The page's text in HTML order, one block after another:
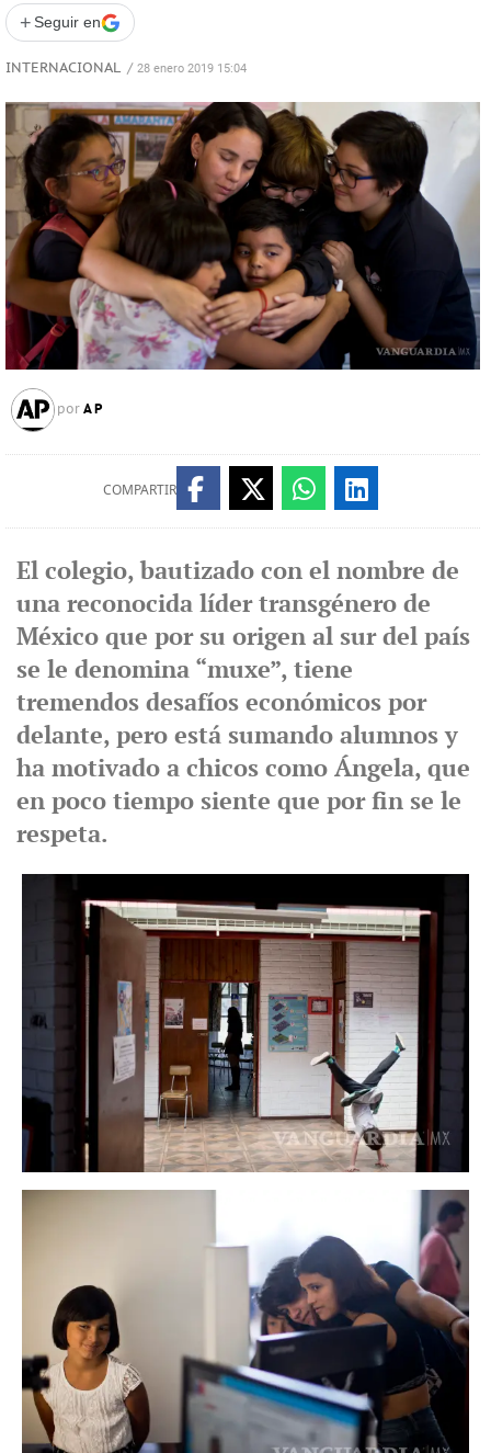
+ Seguir en
INTERNACIONAL / 28 enero 2019 15:04
por AP
COMPARTIR
El colegio, bautizado con el nombre de
una reconocida líder transgénero de
México que por su origen al sur del país
se le denomina “muxe”, tiene
tremendos desafíos económicos por
delante, pero está sumando alumnos y
ha motivado a chicos como Ángela, que
en poco tiempo siente que por fin se le
respeta.